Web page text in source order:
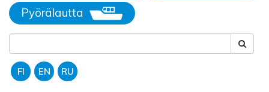
Pyörälautta
FI EN RU